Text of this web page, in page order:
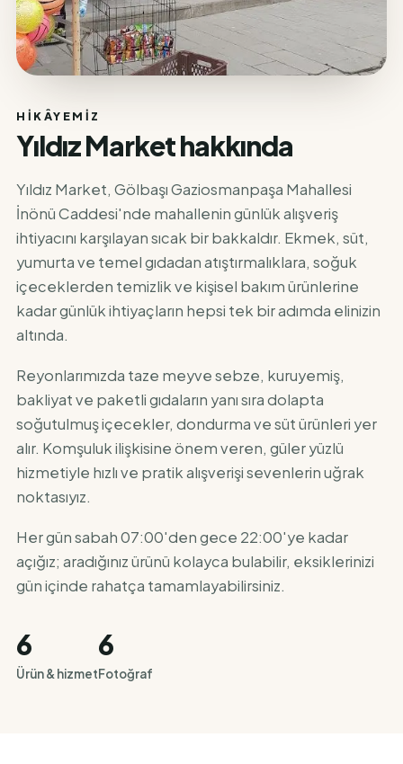
HIKÂYEMIZ
Yıldız Market hakkında
Yıldız Market, Gölbaşı Gaziosmanpaşa Mahallesi
İnönü Caddesi'nde mahallenin günlük alışveriş
ihtiyacını karşılayan sıcak bir bakkaldır. Ekmek, süt,
yumurta ve temel gıdadan atıştırmalıklara, soğuk
içeceklerden temizlik ve kişisel bakım ürünlerine
kadar günlük ihtiyaçların hepsi tek bir adımda elinizin
altında.
Reyonlarımızda taze meyve sebze, kuruyemiş,
bakliyat ve paketli gıdaların yanı sıra dolapta
soğutulmuş içecekler, dondurma ve süt ürünleri yer
alır. Komşuluk ilişkisine önem veren, güler yüzlü
hizmetiyle hızlı ve pratik alışverişi sevenlerin uğrak
noktasıyız.
Her gün sabah 07:00'den gece 22:00'ye kadar
açığız; aradığınız ürünü kolayca bulabilir, eksiklerinizi
gün içinde rahatça tamamlayabilirsiniz.
6
Ürün & hizmet
6
Fotoğraf